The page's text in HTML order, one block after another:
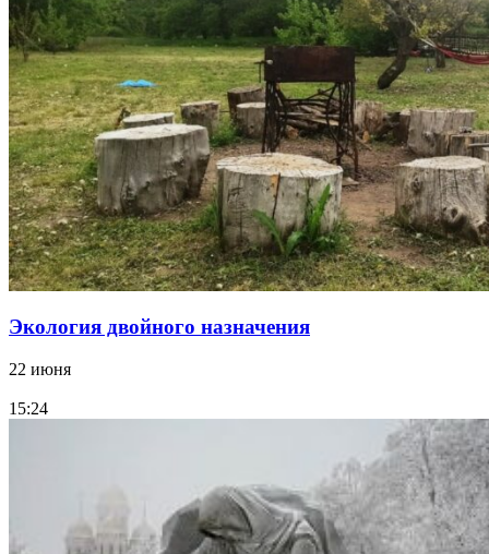
Экология двойного назначения
22 июня
15:24